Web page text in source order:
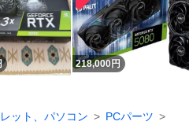
218,000 円
ット、パソコン
PCパーツ